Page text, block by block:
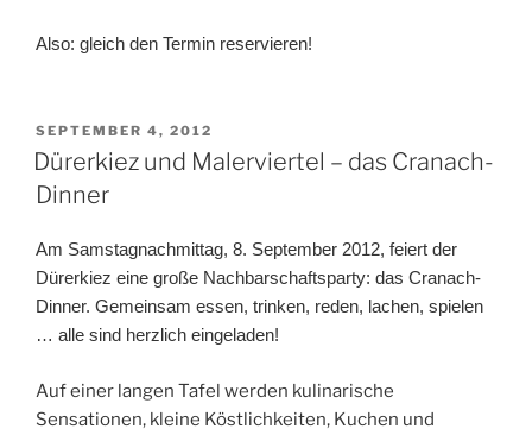
Also: gleich den Termin reservieren!
VERÖFFENTLICHT
AM
SEPTEMBER 4, 2012
Dürerkiez und Malerviertel – das Cranach-
Dinner
Am Samstagnachmittag, 8. September 2012, feiert der
Dürerkiez eine große Nachbarschaftsparty: das Cranach-
Dinner. Gemeinsam essen, trinken, reden, lachen, spielen
… alle sind herzlich eingeladen!
Auf einer langen Tafel werden kulinarische
Sensationen, kleine Köstlichkeiten, Kuchen und